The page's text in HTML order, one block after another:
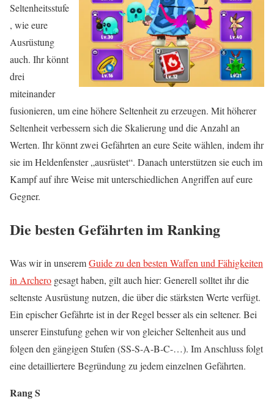
Seltenheitsstufe
, wie eure
Ausrüstung
auch. Ihr könnt
drei
miteinander
fusionieren, um eine höhere Seltenheit zu erzeugen. Mit höherer
Seltenheit verbessern sich die Skalierung und die Anzahl an
Werten. Ihr könnt zwei Gefährten an eure Seite wählen, indem ihr
sie im Heldenfenster „ausrüstet“. Danach unterstützen sie euch im
Kampf auf ihre Weise mit unterschiedlichen Angriffen auf eure
Gegner.
Die besten Gefährten im Ranking
Was wir in unseremGuide zu den besten Waffen und Fähigkeiten
in Archero gesagt haben, gilt auch hier: Generell solltet ihr die
seltenste Ausrüstung nutzen, die über die stärksten Werte verfügt.
Ein epischer Gefährte ist in der Regel besser als ein seltener. Bei
unserer Einstufung gehen wir von gleicher Seltenheit aus und
folgen den gängigen Stufen (SS-S-A-B-C-…). Im Anschluss folgt
eine detailliertere Begründung zu jedem einzelnen Gefährten.
Rang S